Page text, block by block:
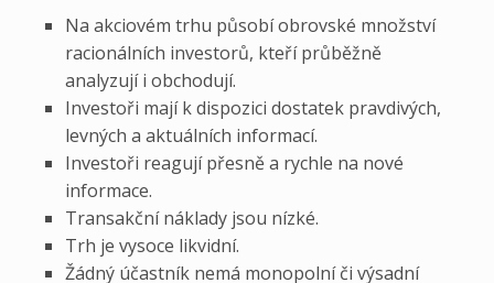
Na akciovém trhu působí obrovské množství
racionálních investorů, kteří průběžně
analyzují i obchodují.
Investoři mají k dispozici dostatek pravdivých,
levných a aktuálních informací.
Investoři reagují přesně a rychle na nové
informace.
Transakční náklady jsou nízké.
Trh je vysoce likvidní.
Žádný účastník nemá monopolní či výsadní